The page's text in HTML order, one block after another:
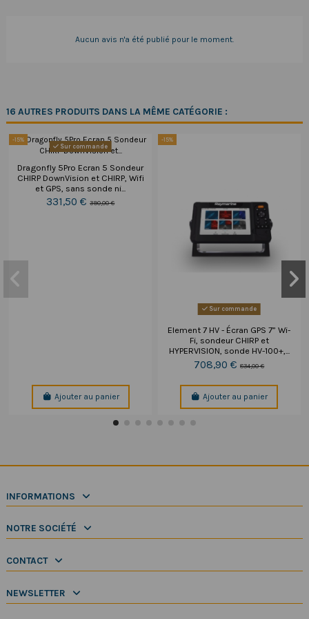
Aucun avis n'a été publié pour le moment.
16 AUTRES PRODUITS DANS LA MÊME CATÉGORIE :
-15%
Sur commande
Dragonfly 5Pro Ecran 5 Sondeur
CHIRP DownVision et CHIRP, Wifi
et GPS, sans sonde ni...
331,50 €390,00 €
Ajouter au panier
-15%
Sur commande
Element 7 HV - Écran GPS 7” Wi-
Fi, sondeur CHIRP et
HYPERVISION, sonde HV-100+,...
708,90 €834,00 €
Ajouter au panier
INFORMATIONS
NOTRE SOCIÉTÉ
CONTACT
NEWSLETTER